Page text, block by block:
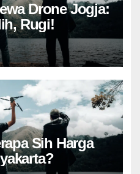
Drone Jogja:
Rugi!
Sih Harga